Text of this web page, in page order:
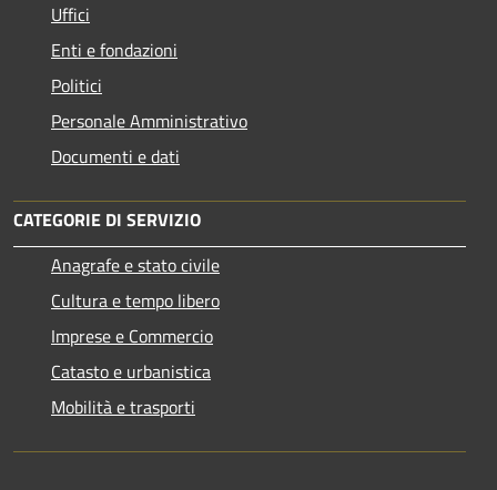
Uffici
Enti e fondazioni
Politici
Personale Amministrativo
Documenti e dati
CATEGORIE DI SERVIZIO
Anagrafe e stato civile
Cultura e tempo libero
Imprese e Commercio
Catasto e urbanistica
Mobilità e trasporti